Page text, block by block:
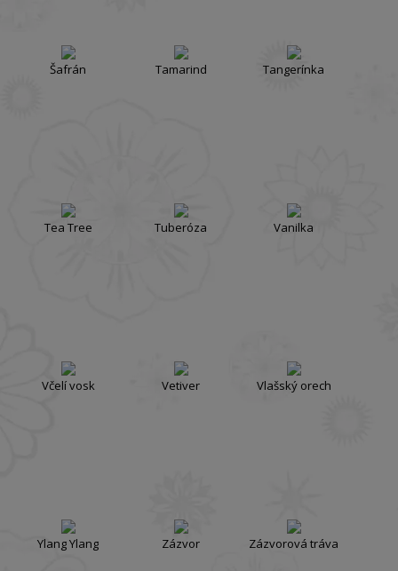
Šafrán Tamarind Tangerínka
Tea Tree Tuberóza Vanilka
Včelí vosk Vetiver Vlašský orech
Ylang Ylang Zázvor Zázvorová tráva